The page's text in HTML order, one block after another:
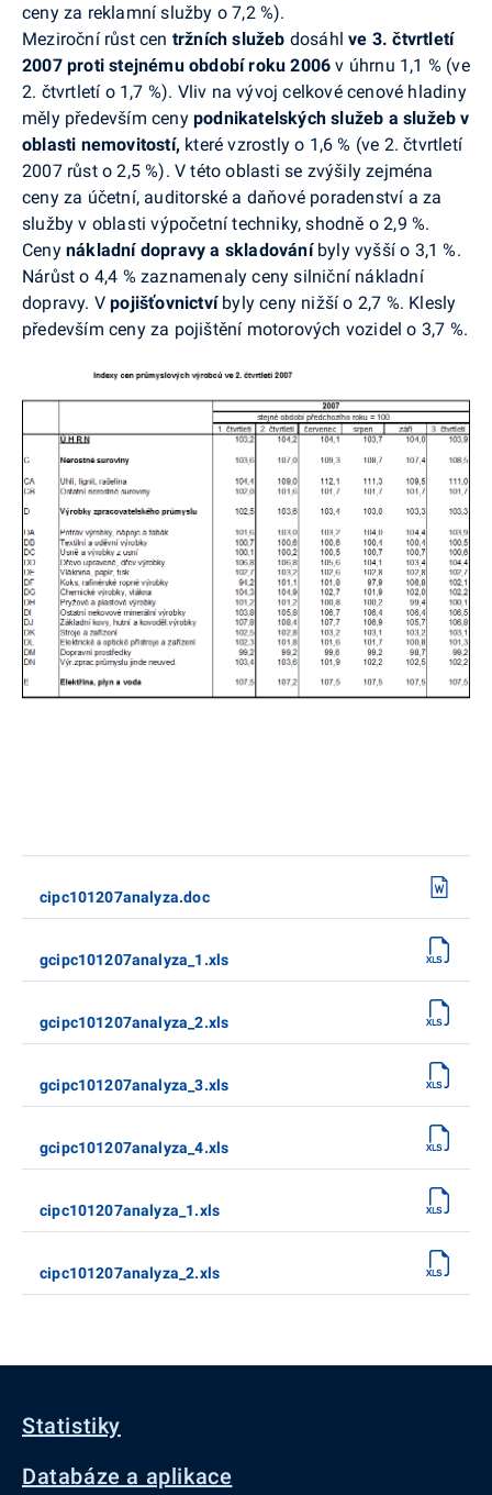
ceny za reklamní služby o 7,2 %).
Meziroční růst cen tržních služeb dosáhlve 3. čtvrtletí
2007 proti stejnému období roku 2006 v úhrnu 1,1 % (ve
2. čtvrtletí o 1,7 %). Vliv na vývoj celkové cenové hladiny
měly především ceny podnikatelských služeb a služeb v
oblasti nemovitostí, které vzrostly o 1,6 % (ve 2. čtvrtletí
2007 růst o 2,5 %). V této oblasti se zvýšily zejména
ceny za účetní, auditorské a daňové poradenství a za
služby v oblasti výpočetní techniky, shodně o 2,9 %.
Ceny nákladní dopravy a skladováníbyly vyšší o 3,1 %.
Nárůst o 4,4 % zaznamenaly ceny silniční nákladní
dopravy. Vpojišťovnictví byly ceny nižší o 2,7 %. Klesly
především ceny za pojištění motorových vozidel o 3,7 %.
cipc101207analyza.doc
gcipc101207analyza_1.xls
gcipc101207analyza_2.xls
gcipc101207analyza_3.xls
gcipc101207analyza_4.xls
cipc101207analyza_1.xls
cipc101207analyza_2.xls
Statistiky
Databáze a aplikace